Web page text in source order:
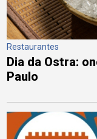
Restaurantes
Dia da Ostra:
Paulo